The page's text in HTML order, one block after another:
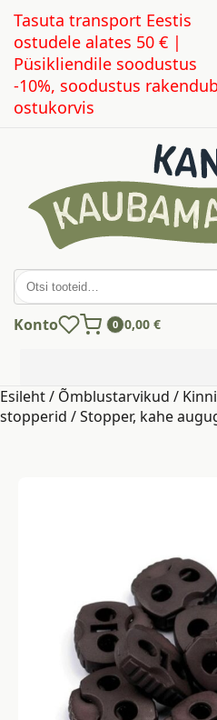
Tasuta transport Eestis
ostudele alates 50 € |
Püsikliendile soodustus
-10%, soodustus rakendub
ostukorvis
Otsi:
Konto 0 0,00 €
Esileht/ Õmblustarvikud /
stopperid / Stopper, kahe